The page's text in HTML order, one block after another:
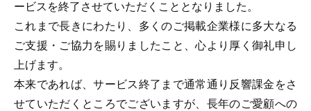
ービスを終了させていただくこととなりました。
これまで長きにわたり、多くのご掲載企業様に多大なる
ご支援・ご協力を賜りましたこと、心より厚く御礼申し
上げます。
本来であれば、サービス終了まで通常通り反響課金をさ
せていただくところでございますが、長年のご愛顧への